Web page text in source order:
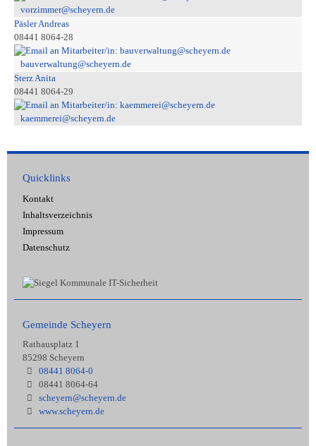
vorzimmer@scheyern.de
Päsler Andreas
08441 8064-28
bauverwaltung@scheyern.de
Sterz Anita
08441 8064-29
kaemmerei@scheyern.de
Quicklinks
Kontakt
Inhaltsverzeichnis
Impressum
Datenschutz
Gemeinde Scheyern
Rathausplatz 1
85298 Scheyern
08441 8064-0
08441 8064-64
scheyern@scheyern.de
www.scheyern.de